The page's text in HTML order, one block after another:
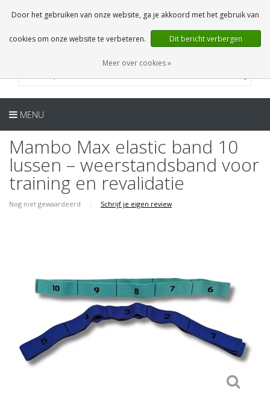
0 Artikelen
NL
MENU
Mambo Max elastic band 10
lussen – weerstandsband voor
training en revalidatie
Nog niet gewaardeerd | Schrijf je eigen review
Door het gebruiken van onze website, ga je akkoord met het gebruik van
cookies om onze website te verbeteren. Dit bericht verbergen
Meer over cookies »